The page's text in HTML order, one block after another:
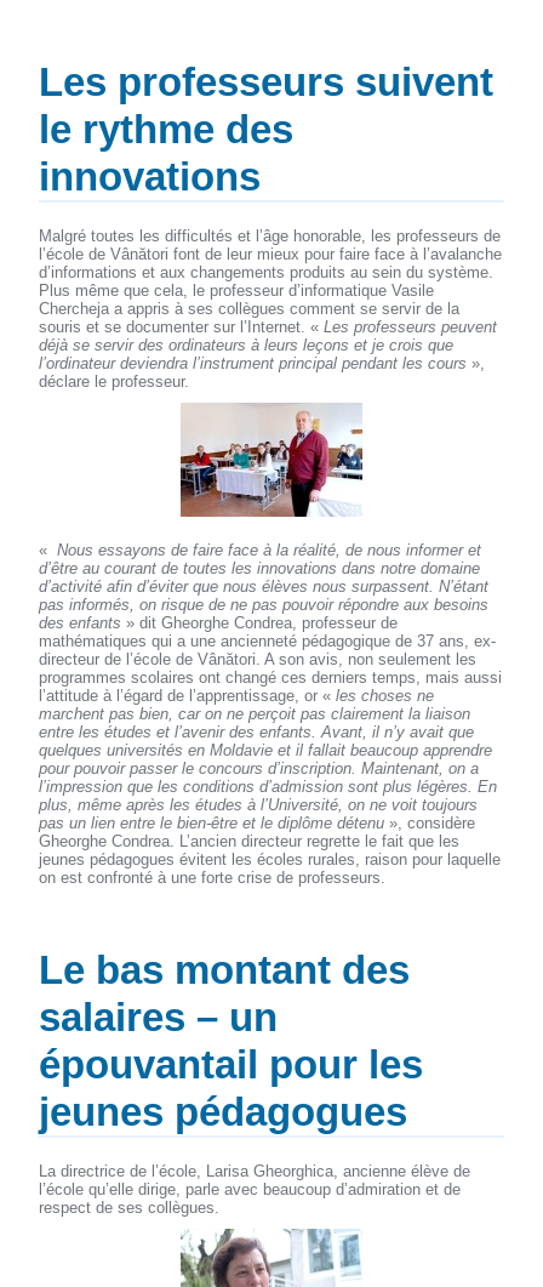
Les professeurs suivent
le rythme des
innovations
Malgré toutes les difficultés et l’âge honorable, les professeurs de
l’école de Vânători font de leur mieux pour faire face à l’avalanche
d’informations et aux changements produits au sein du système.
Plus même que cela, le professeur d’informatique Vasile
Chercheja a appris à ses collègues comment se servir de la
souris et se documenter sur l’Internet. «Les professeurs peuvent
déjà se servir des ordinateurs à leurs leçons et je crois que
l’ordinateur deviendra l’instrument principal pendant les cours »,
déclare le professeur.
« Nous essayons de faire face à la réalité, de nous informer et
d’être au courant de toutes les innovations dans notre domaine
d’activité afin d’éviter que nous élèves nous surpassent. N’étant
pas informés, on risque de ne pas pouvoir répondre aux besoins
des enfants » dit Gheorghe Condrea, professeur de
mathématiques qui a une ancienneté pédagogique de 37 ans, ex-
directeur de l’école de Vânători. A son avis, non seulement les
programmes scolaires ont changé ces derniers temps, mais aussi
l’attitude à l’égard de l’apprentissage, or «les choses ne
marchent pas bien, car on ne perçoit pas clairement la liaison
entre les études et l’avenir des enfants. Avant, il n’y avait que
quelques universités en Moldavie et il fallait beaucoup apprendre
pour pouvoir passer le concours d’inscription. Maintenant, on a
l’impression que les conditions d’admission sont plus légères. En
plus, même après les études à l’Université, on ne voit toujours
pas un lien entre le bien-être et le diplôme détenu », considère
Gheorghe Condrea. L’ancien directeur regrette le fait que les
jeunes pédagogues évitent les écoles rurales, raison pour laquelle
on est confronté à une forte crise de professeurs.
Le bas montant des
salaires – un
épouvantail pour les
jeunes pédagogues
La directrice de l’école, Larisa Gheorghica, ancienne élève de
l’école qu’elle dirige, parle avec beaucoup d’admiration et de
respect de ses collègues.